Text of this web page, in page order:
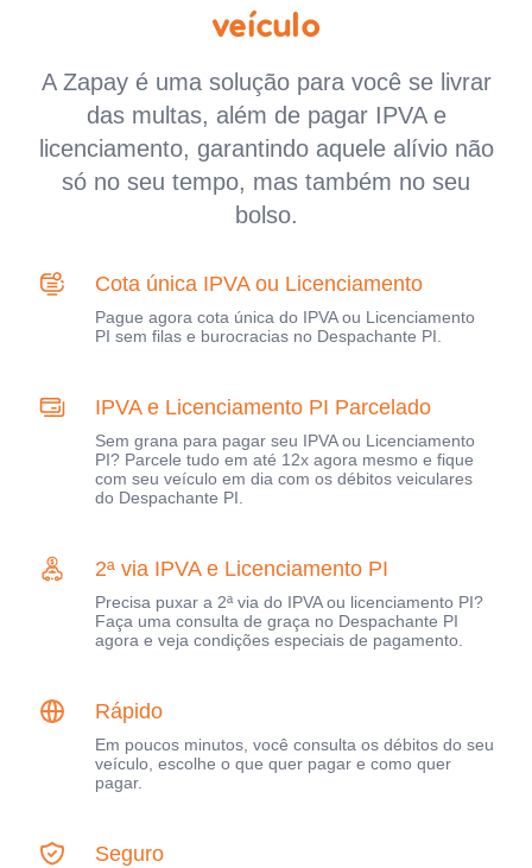
veículo
A Zapay é uma solução para você se livrar
das multas, além de pagar IPVA e
licenciamento, garantindo aquele alívio não
só no seu tempo, mas também no seu
bolso.
Cota única IPVA ou Licenciamento
Pague agora cota única do IPVA ou Licenciamento
PI sem filas e burocracias no Despachante PI.
IPVA e Licenciamento PI Parcelado
Sem grana para pagar seu IPVA ou Licenciamento
PI? Parcele tudo em até 12x agora mesmo e fique
com seu veículo em dia com os débitos veiculares
do Despachante PI.
2ª via IPVA e Licenciamento PI
Precisa puxar a 2ª via do IPVA ou licenciamento PI?
Faça uma consulta de graça no Despachante PI
agora e veja condições especiais de pagamento.
Rápido
Em poucos minutos, você consulta os débitos do seu
veículo, escolhe o que quer pagar e como quer
pagar.
Seguro